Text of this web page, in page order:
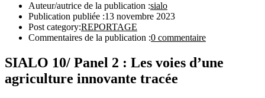
Auteur/autrice de la publication :sialo
Publication publiée :13 novembre 2023
Post category:REPORTAGE
Commentaires de la publication :0 commentaire
SIALO 10/ Panel 2 : Les voies d’une
agriculture innovante tracée